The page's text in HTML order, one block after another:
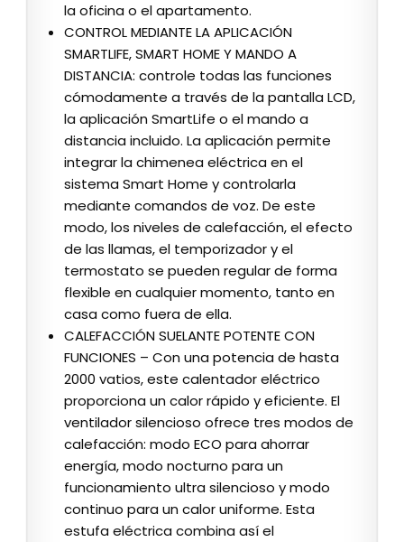
la oficina o el apartamento.
CONTROL MEDIANTE LA APLICACIÓN
SMARTLIFE, SMART HOME Y MANDO A
DISTANCIA: controle todas las funciones
cómodamente a través de la pantalla LCD,
la aplicación SmartLife o el mando a
distancia incluido. La aplicación permite
integrar la chimenea eléctrica en el
sistema Smart Home y controlarla
mediante comandos de voz. De este
modo, los niveles de calefacción, el efecto
de las llamas, el temporizador y el
termostato se pueden regular de forma
flexible en cualquier momento, tanto en
casa como fuera de ella.
CALEFACCIÓN SUELANTE POTENTE CON
FUNCIONES – Con una potencia de hasta
2000 vatios, este calentador eléctrico
proporciona un calor rápido y eficiente. El
ventilador silencioso ofrece tres modos de
calefacción: modo ECO para ahorrar
energía, modo nocturno para un
funcionamiento ultra silencioso y modo
continuo para un calor uniforme. Esta
estufa eléctrica combina así el